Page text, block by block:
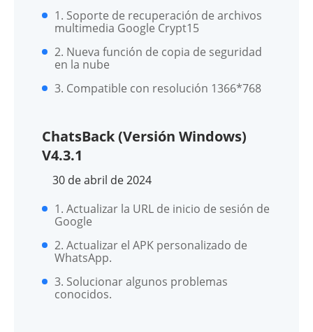
1. Soporte de recuperación de archivos
multimedia Google Crypt15
2. Nueva función de copia de seguridad
en la nube
3. Compatible con resolución 1366*768
ChatsBack (Versión Windows)
V4.3.1
30 de abril de 2024
1. Actualizar la URL de inicio de sesión de
Google
2. Actualizar el APK personalizado de
WhatsApp.
3. Solucionar algunos problemas
conocidos.